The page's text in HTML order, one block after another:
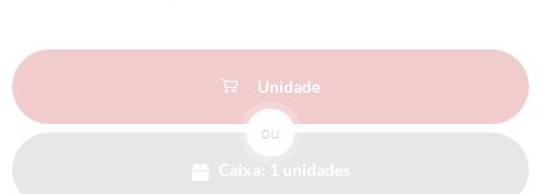
Unidade
ou
Caixa: 1 unidades